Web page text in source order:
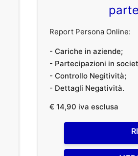
Report Persona Online:
- Cariche in aziende;
- Partecipazioni in
- Controllo Negitività;
- Dettagli Negatività.
€ 14,90 iva esclusa